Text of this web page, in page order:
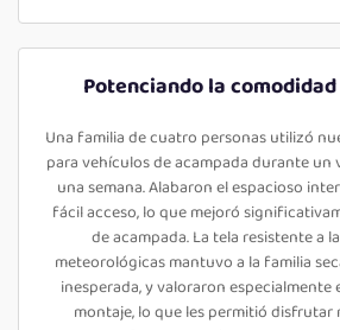
Potenciando la
Una familia de cuatro personas utilizó
para vehículos de acampada durante un
una semana. Alabaron el espacioso
fácil acceso, lo que mejoró
de acampada. La tela resistente a
meteorológicas mantuvo a la familia
inesperada, y valoraron
montaje, lo que les permitió disfrutar